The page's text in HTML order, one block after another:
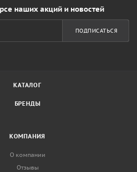
наших акций и новостей
ПОДПИСАТЬСЯ
КАТАЛОГ
БРЕНДЫ
КОМПАНИЯ
О компании
Отзывы